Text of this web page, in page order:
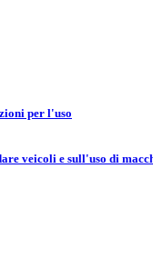
per l'uso
veicoli e sull'uso di